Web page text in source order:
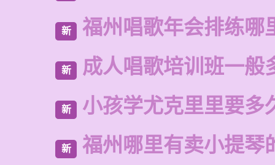
新 福州唱歌年会排练哪
新 成人唱歌培训班一般
新 小孩学尤克里里要多
新 福州哪里有卖小提琴